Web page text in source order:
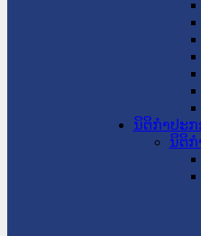
ນິຕິກໍາປະ
ນິຕິກໍ